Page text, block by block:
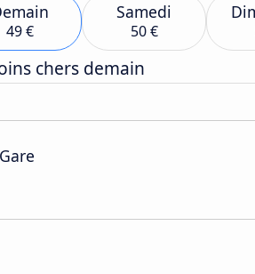
49 €
Samedi
50 €
chers demain